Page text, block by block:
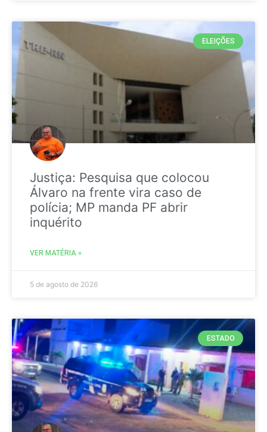
ELEIÇÕES
Justiça: Pesquisa que colocou
Álvaro na frente vira caso de
polícia; MP manda PF abrir
inquérito
VER MATÉRIA »
5 de agosto de 2026
ESTADO